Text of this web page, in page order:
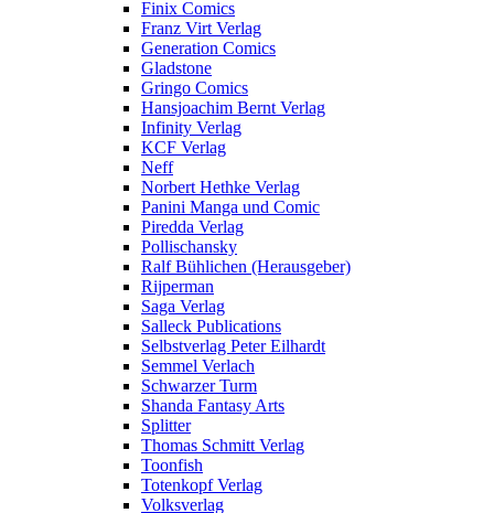
Finix Comics
Franz Virt Verlag
Generation Comics
Gladstone
Gringo Comics
Hansjoachim Bernt Verlag
Infinity Verlag
KCF Verlag
Neff
Norbert Hethke Verlag
Panini Manga und Comic
Piredda Verlag
Pollischansky
Ralf Bühlichen (Herausgeber)
Rijperman
Saga Verlag
Salleck Publications
Selbstverlag Peter Eilhardt
Semmel Verlach
Schwarzer Turm
Shanda Fantasy Arts
Splitter
Thomas Schmitt Verlag
Toonfish
Totenkopf Verlag
Volksverlag